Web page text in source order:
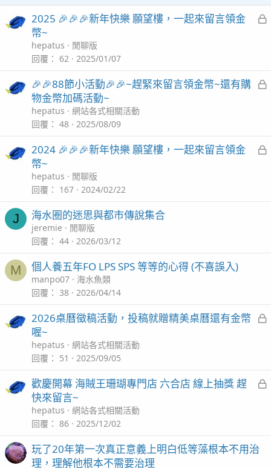
2025 🎉🎉🎉新年快樂 願望樓，一起來留言領金
幣~
hepatus
閒聊版
回覆
62 2025/01/07
🎉🎉88節小活動🎉🎉~趕緊來留言領金幣~還有購
物金幣加碼活動~
hepatus
網站各式相關活動
回覆
48 2025/08/09
2024 🎉🎉🎉新年快樂 願望樓，一起來留言領金
幣~
hepatus
閒聊版
回覆
167 2024/02/22
J 海水圈的迷思與都市傳說集合
jeremie
閒聊版
回覆
44 2026/03/12
M 個人養五年FO LPS SPS 等等的心得 (不喜誤入)
manpo07
海水魚類
回覆
38 2026/04/14
2026桌曆徵稿活動，投稿就贈精美桌曆還有金幣
喔~
hepatus
網站各式相關活動
回覆
51 2025/09/05
歡慶開幕 海賊王珊瑚專門店 六合店 線上抽獎 趕
快來留言~
hepatus
網站各式相關活動
回覆
86 2025/12/02
玩了20年第一次真正意義上明白低等藻根本不用治
理，理解他根本不需要治理